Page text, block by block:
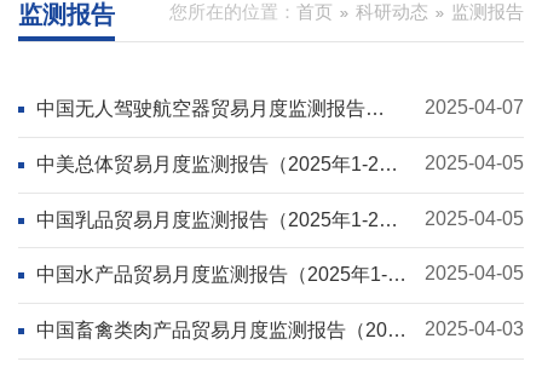
您所在的位置： 首页 科研动态 监测报告
监测报告
中国无人驾驶航空器贸易月度监测报告
（2025年1-2月）
2025-04-07
中美总体贸易月度监测报告（2025年1-2
月）
2025-04-05
中国乳品贸易月度监测报告（2025年1-2
月）
2025-04-05
中国水产品贸易月度监测报告（2025年1-2
月）
2025-04-05
中国畜禽类肉产品贸易月度监测报告（2025
年1-2月）
2025-04-03